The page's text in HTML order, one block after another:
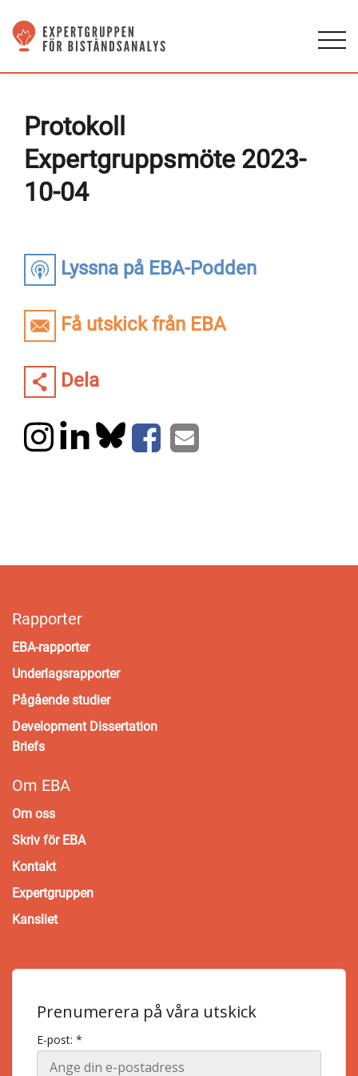
Lyssna på EBA-Podden
Få utskick från EBA
Dela
Protokoll
Expertgruppsmöte 2023-
10-04
Rapporter
EBA-rapporter
Underlagsrapporter
Pågående studier
Development Dissertation
Briefs
Om EBA
Om oss
Skriv för EBA
Kontakt
Expertgruppen
Kansliet
Prenumerera på våra utskick
E-post: *